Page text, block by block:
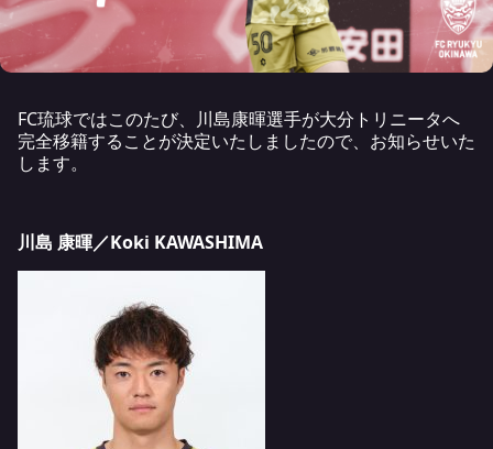
FC琉球ではこのたび、川島康暉選手が大分トリニータへ
完全移籍することが決定いたしましたので、お知らせいた
します。
川島 康暉／Koki KAWASHIMA